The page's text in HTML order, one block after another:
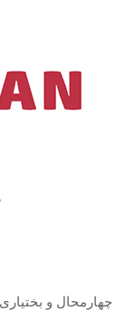
چهارمحال و بختیاری